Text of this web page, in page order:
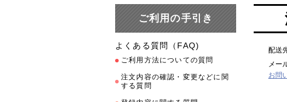
配送
メー
お問
ご利用の手引き
よくある質問（FAQ)
ご利用方法についての質問
注文内容の確認・変更などに関
する質問